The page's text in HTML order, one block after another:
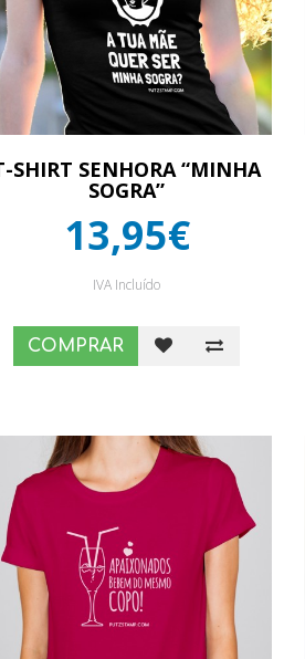
SHIRT SENHORA “MINHA
SOGRA”
13,95€
IVA Incluído
COMPRAR